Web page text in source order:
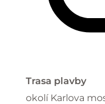
Trasa plavby
okolí Karlova